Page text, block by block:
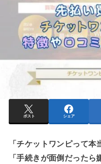
ポスト シェア
「チケットワンピって本
「手続きが面倒だったら